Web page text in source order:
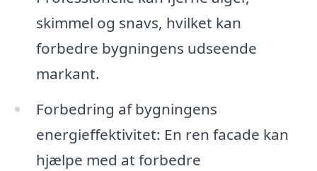
skimmel og snavs, hvilket kan
forbedre bygningens udseende
markant.
Forbedring af bygningens
energieffektivitet: En ren facade kan
hjælpe med at forbedre